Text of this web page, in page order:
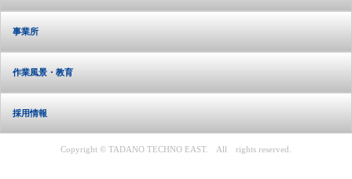
事業所
作業風景・教育
採用情報
Copyright © TADANO TECHNO EAST. All rights reserved.